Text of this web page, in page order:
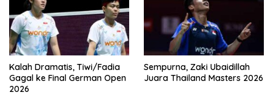
Kalah Dramatis, Tiwi/Fadia
Gagal ke Final German Open
2026
Sempurna, Zaki Ubaidillah
Juara Thailand Masters 2026